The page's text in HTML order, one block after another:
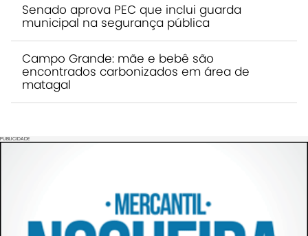
Senado aprova PEC que inclui guarda
municipal na segurança pública
Campo Grande: mãe e bebê são
encontrados carbonizados em área de
matagal
PUBLICIDADE